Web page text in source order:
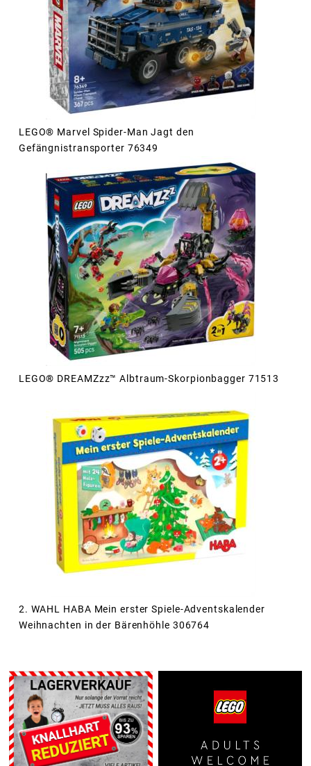
LEGO® Marvel Spider-Man Jagt den
Gefängnistransporter 76349
LEGO® DREAMZzz™ Albtraum-Skorpionbagger 71513
2. WAHL HABA Mein erster Spiele-Adventskalender
Weihnachten in der Bärenhöhle 306764